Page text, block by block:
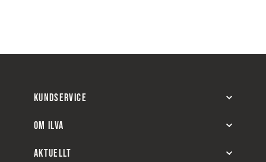
KUNDSERVICE
OM ILVA
AKTUELLT